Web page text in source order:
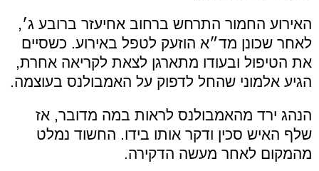
האירוע החמור התרחש ברחוב אחיעזר ברובע ג׳,
לאחר שכונן מד״א הוזעק לטפל באירוע. כשסיים
את הטיפול ובעודו מתארגן לצאת לקריאה אחרת,
הגיע אלמוני שהחל לדפוק על האמבולנס בעוצמה.
הנהג ירד מהאמבולנס לראות במה מדובר, אז
שלף האיש סכין ודקר אותו בידו. החשוד נמלט
מהמקום לאחר מעשה הדקירה.